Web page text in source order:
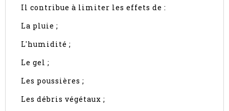
Il contribue à limiter les effets de :
La pluie ;
L'humidité ;
Le gel ;
Les poussières ;
Les débris végétaux ;